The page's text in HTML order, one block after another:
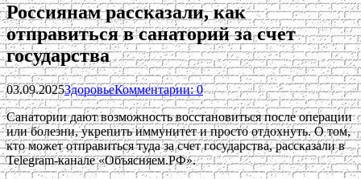
Россиянам рассказали, как
отправиться в санаторий за счет
государства
03.09.2025ЗдоровьеКомментарии: 0
Санатории дают возможность восстановиться после операции
или болезни, укрепить иммунитет и просто отдохнуть. О том,
кто может отправиться туда за счет государства, рассказали в
Telegram-канале «Объясняем.РФ».